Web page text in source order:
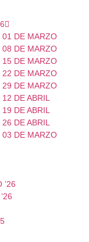
DE MARZO
DE MARZO
DE MARZO
DE MARZO
DE MARZO
DE ABRIL
DE ABRIL
DE ABRIL
DE MARZO
’26